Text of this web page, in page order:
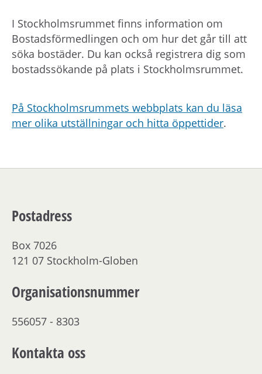
I Stockholmsrummet finns information om
Bostadsförmedlingen och om hur det går till att
söka bostäder. Du kan också registrera dig som
bostadssökande på plats i Stockholmsrummet.
På Stockholmsrummets webbplats kan du läsa
mer olika utställningar och hitta öppettider.
Postadress
Box 7026
121 07 Stockholm-Globen
Organisationsnummer
556057 - 8303
Kontakta oss